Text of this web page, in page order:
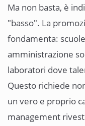
Ma non basta, è
"basso". La
fondamenta:
amministrazione
laboratori dove
Questo richiede
un vero e proprio
management